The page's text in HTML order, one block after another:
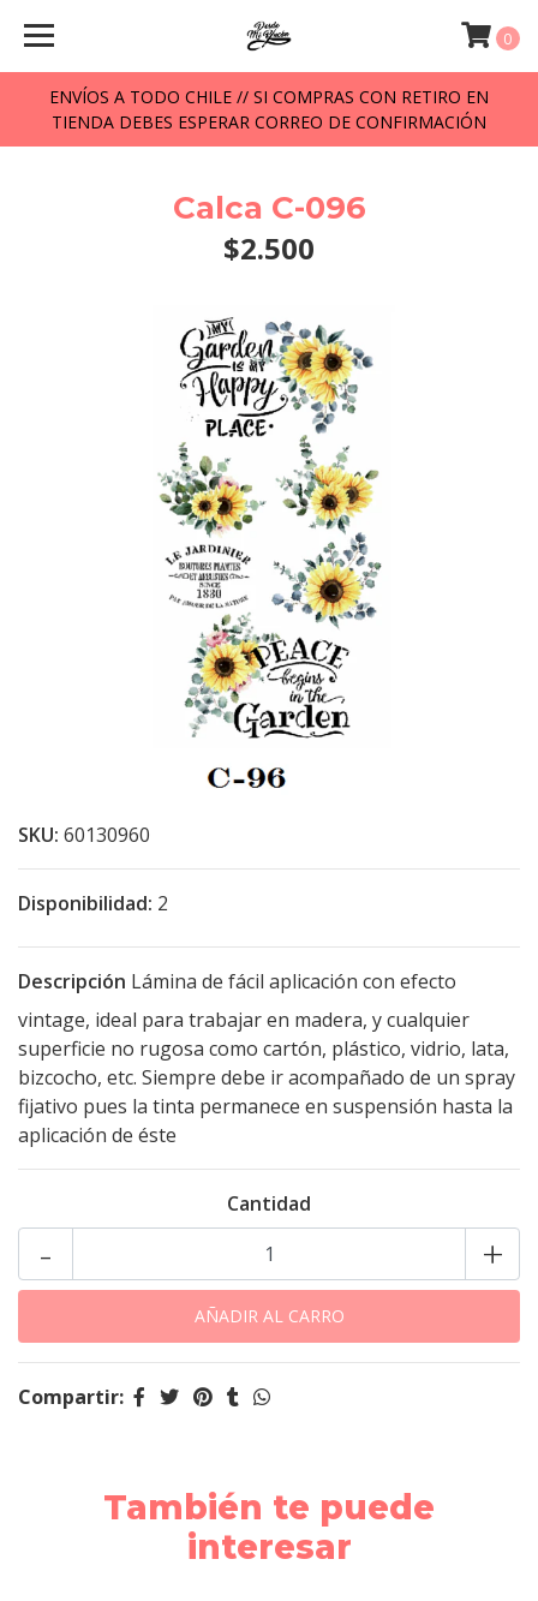
ENVÍOS A TODO CHILE // SI COMPRAS CON RETIRO EN
TIENDA DEBES ESPERAR CORREO DE CONFIRMACIÓN
0
Calca C-096
$2.500
SKU: 60130960
Disponibilidad: 2
Descripción Lámina de fácil aplicación con efecto
vintage, ideal para trabajar en madera, y cualquier
superficie no rugosa como cartón, plástico, vidrio, lata,
bizcocho, etc. Siempre debe ir acompañado de un spray
fijativo pues la tinta permanece en suspensión hasta la
aplicación de éste
Cantidad
+
-
Compartir:
También te puede
interesar